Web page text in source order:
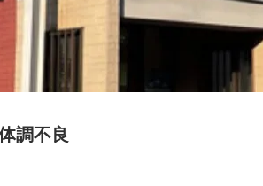
調不良